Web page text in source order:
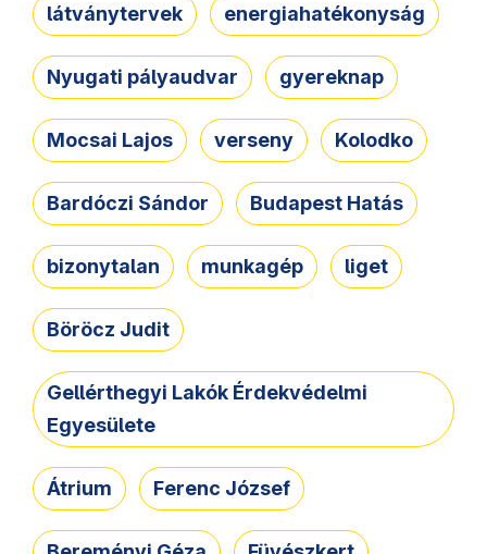
látványtervek energiahatékonyság
Nyugati pályaudvar gyereknap
Mocsai Lajos verseny Kolodko
Bardóczi Sándor Budapest Hatás
bizonytalan munkagép liget
Böröcz Judit
Gellérthegyi Lakók Érdekvédelmi
Egyesülete
Átrium Ferenc József